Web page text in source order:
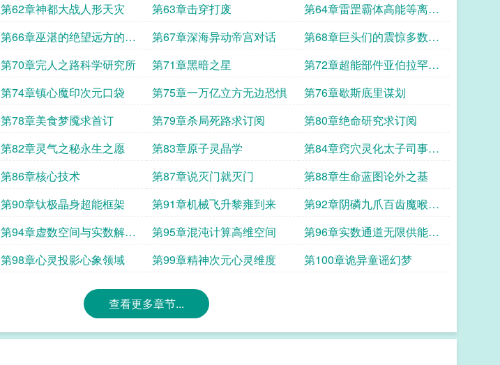
第62章神都大战人形天灾 第63章击穿打废
第64章雷罡霸体高能等离子
生命
第66章巫湛的绝望远方的谋
划
第67章深海异动帝宫对话
第68章巨头们的震惊多数人
的正义
第70章完人之路科学研究所 第71章黑暗之星
第72章超能部件亚伯拉罕机
械
第74章镇心魔印次元口袋 第75章一万亿立方无边恐惧
第76章歇斯底里谋划
第78章美食梦魇求首订 第79章杀局死路求订阅
第80章绝命研究求订阅
第82章灵气之秘永生之愿 第83章原子灵晶学
第84章窍穴灵化太子司事府
的发展
第86章核心技术 第87章说灭门就灭门
第88章生命蓝图论外之基
第90章钛极晶身超能框架 第91章机械飞升黎雍到来
第92章阴磷九爪百齿魔喉统
统碾碎
第94章虚数空间与实数解傅
里叶变换
第95章混沌计算高维空间
第96章实数通道无限供能时
序稳定机制
第98章心灵投影心象领域 第99章精神次元心灵维度 第100章诡异童谣幻梦
查看更多章节...